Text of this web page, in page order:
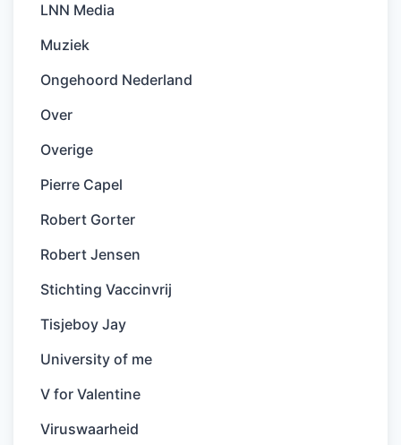
LNN Media
Muziek
Ongehoord Nederland
Over
Overige
Pierre Capel
Robert Gorter
Robert Jensen
Stichting Vaccinvrij
Tisjeboy Jay
University of me
V for Valentine
Viruswaarheid